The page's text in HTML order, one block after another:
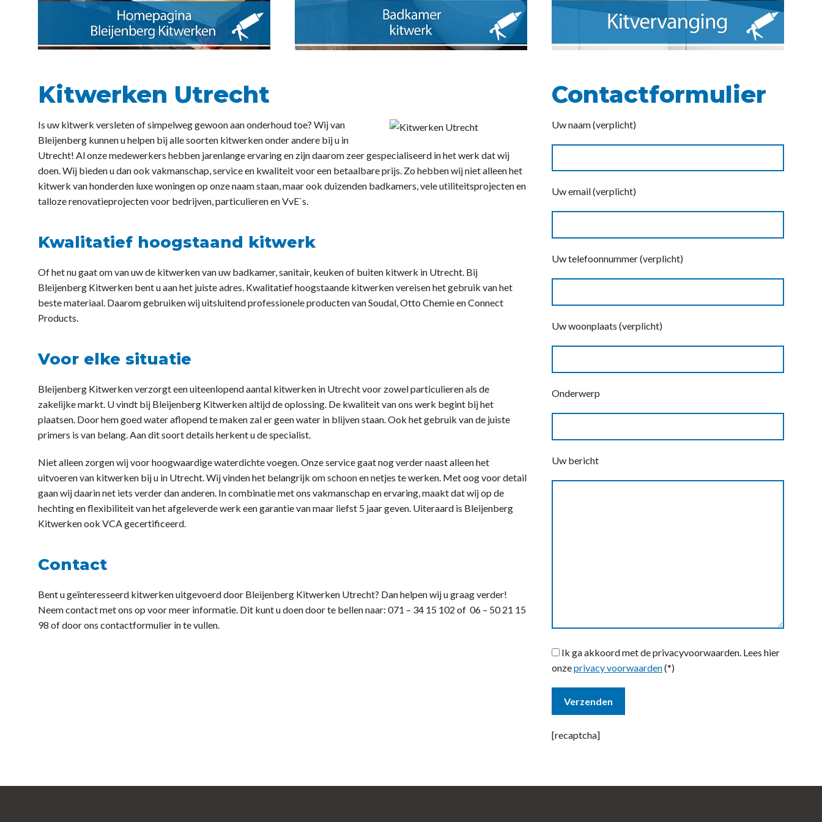
Kitwerken Utrecht
Is uw kitwerk versleten of simpelweg gewoon aan onderhoud toe? Wij van
Bleijenberg kunnen u helpen bij alle soorten kitwerken onder andere bij u in
Utrecht! Al onze medewerkers hebben jarenlange ervaring en zijn daarom zeer gespecialiseerd in het werk dat wij
doen. Wij bieden u dan ook vakmanschap, service en kwaliteit voor een betaalbare prijs. Zo hebben wij niet alleen het
kitwerk van honderden luxe woningen op onze naam staan, maar ook duizenden badkamers, vele utiliteitsprojecten en
talloze renovatieprojecten voor bedrijven, particulieren en VvE`s.
Kwalitatief hoogstaand kitwerk
Of het nu gaat om van uw de kitwerken van uw badkamer, sanitair, keuken of buiten kitwerk in Utrecht. Bij
Bleijenberg Kitwerken bent u aan het juiste adres. Kwalitatief hoogstaande kitwerken vereisen het gebruik van het
beste materiaal. Daarom gebruiken wij uitsluitend professionele producten van Soudal, Otto Chemie en Connect
Products.
Voor elke situatie
Bleijenberg Kitwerken verzorgt een uiteenlopend aantal kitwerken in Utrecht voor zowel particulieren als de
zakelijke markt. U vindt bij Bleijenberg Kitwerken altijd de oplossing. De kwaliteit van ons werk begint bij het
plaatsen. Door hem goed water aflopend te maken zal er geen water in blijven staan. Ook het gebruik van de juiste
primers is van belang. Aan dit soort details herkent u de specialist.
Niet alleen zorgen wij voor hoogwaardige waterdichte voegen. Onze service gaat nog verder naast alleen het
uitvoeren van kitwerken bij u in Utrecht. Wij vinden het belangrijk om schoon en netjes te werken. Met oog voor detail
gaan wij daarin net iets verder dan anderen. In combinatie met ons vakmanschap en ervaring, maakt dat wij op de
hechting en flexibiliteit van het afgeleverde werk een garantie van maar liefst 5 jaar geven. Uiteraard is Bleijenberg
Kitwerken ook VCA gecertificeerd.
Contact
Bent u geïnteresseerd kitwerken uitgevoerd door Bleijenberg Kitwerken Utrecht? Dan helpen wij u graag verder!
Neem contact met ons op voor meer informatie. Dit kunt u doen door te bellen naar: 071 – 34 15 102 of 06 – 50 21 15
98 of door ons contactformulier in te vullen.
Contactformulier
Uw naam (verplicht)
Uw email (verplicht)
Uw telefoonnummer (verplicht)
Uw woonplaats (verplicht)
Onderwerp
Uw bericht
Ik ga akkoord met de privacyvoorwaarden. Lees hier
onzeprivacy voorwaarden(*)
[recaptcha]